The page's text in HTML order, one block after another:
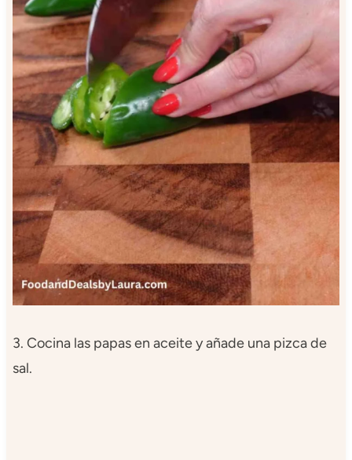
3. Cocina las papas en aceite y añade una pizca de
sal.